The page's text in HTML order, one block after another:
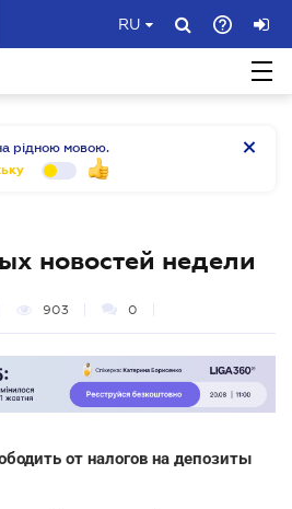
RU
рідною мовою.
новостей недели
903 0
от налогов на депозиты